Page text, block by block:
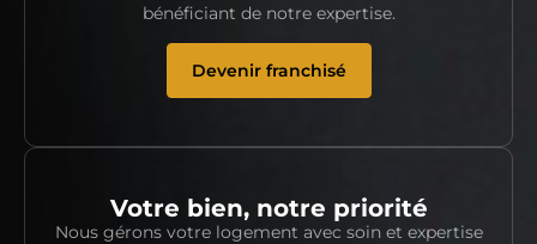
bénéficiant de notre expertise.
Devenir franchisé
Votre bien, notre priorité
Nous gérons votre logement avec soin et expertise